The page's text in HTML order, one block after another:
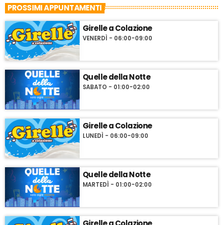
PROSSIMI APPUNTAMENTI
Girelle a Colazione
VENERDÌ - 06:00-09:00
Quelle della Notte
SABATO - 01:00-02:00
Girelle a Colazione
LUNEDÌ - 06:00-09:00
Quelle della Notte
MARTEDÌ - 01:00-02:00